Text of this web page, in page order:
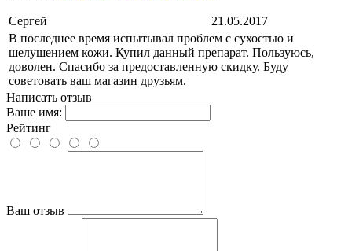
Сергей
21.05.2017
В последнее время испытывал проблем с сухостью и
шелушением кожи. Купил данный препарат. Пользуюсь,
доволен. Спасибо за предоставленную скидку. Буду
советовать ваш магазин друзьям.
Написать отзыв
Ваше имя:
Рейтинг
Ваш отзыв